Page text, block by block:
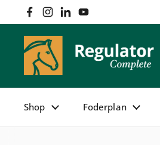
Hoppa till innehållet
FacebookInstagram
LinkedInYouTube
Shop Foderplan